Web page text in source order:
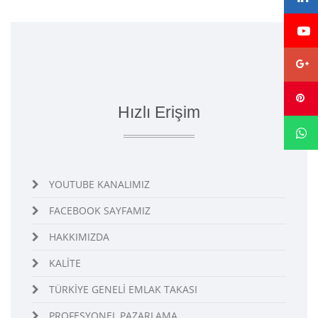
Hızlı Erişim
YOUTUBE KANALIMIZ
FACEBOOK SAYFAMIZ
HAKKIMIZDA
KALİTE
TÜRKİYE GENELİ EMLAK TAKASI